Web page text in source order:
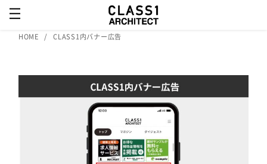
HOME CLASS1内バナー広告